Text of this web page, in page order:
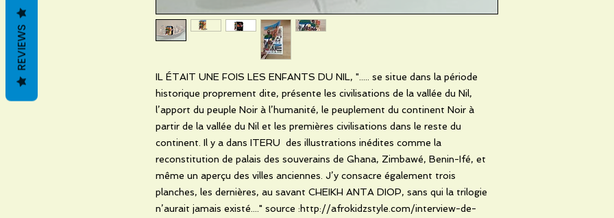
IL ÉTAIT UNE FOIS LES ENFANTS DU NIL, "..... se situe dans la période
historique proprement dite, présente les civilisations de la vallée du Nil,
l’apport du peuple Noir à l’humanité, le peuplement du continent Noir à
partir de la vallée du Nil et les premières civilisations dans le reste du
continent. Il y a dans ITERU des illustrations inédites comme la
reconstitution de palais des souverains de Ghana, Zimbawé, Benin-Ifé, et
même un aperçu des villes anciennes. J’y consacre également trois
planches, les dernières, au savant CHEIKH ANTA DIOP, sans qui la trilogie
n’aurait jamais existé...." source :http://afrokidzstyle.com/interview-de-
REVIEWS